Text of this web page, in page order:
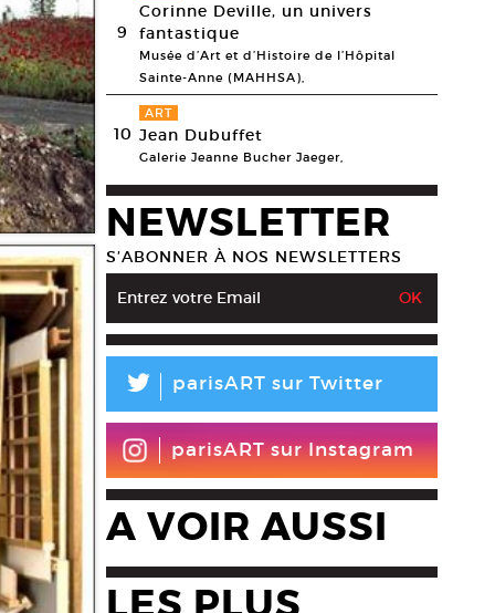
9
Corinne Deville, un univers
fantastique
Musée d’Art et d’Histoire de l’Hôpital
Sainte-Anne (MAHHSA),
10
ART
Jean Dubuffet
Galerie Jeanne Bucher Jaeger,
NEWSLETTER
S’ABONNER À NOS NEWSLETTERS
L parisART sur Twitter
parisART sur Instagram
A VOIR AUSSI